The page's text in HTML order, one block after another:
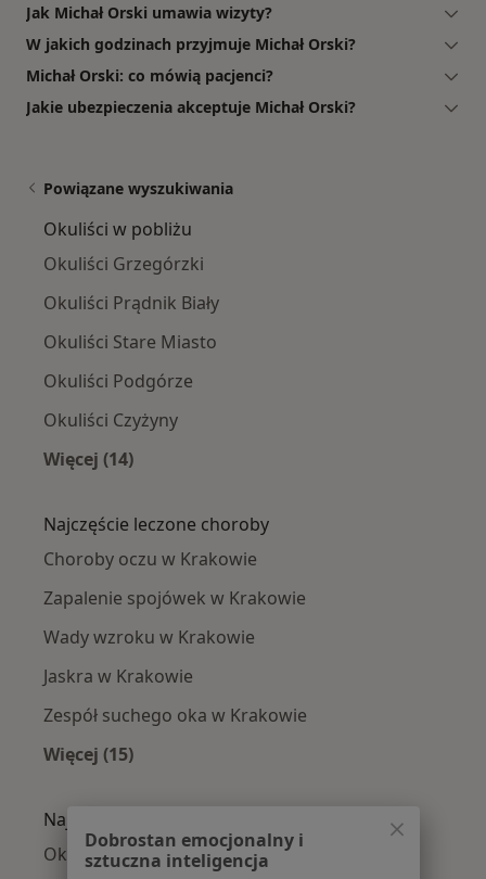
Jak Michał Orski umawia wizyty?
W jakich godzinach przyjmuje Michał Orski?
Michał Orski: co mówią pacjenci?
Jakie ubezpieczenia akceptuje Michał Orski?
Powiązane wyszukiwania
Okuliści w pobliżu
Okuliści Grzegórzki
Okuliści Prądnik Biały
Okuliści Stare Miasto
Okuliści Podgórze
Okuliści Czyżyny
Więcej (14)
Najczęście leczone choroby
Choroby oczu w Krakowie
Zapalenie spojówek w Krakowie
Wady wzroku w Krakowie
Jaskra w Krakowie
Zespół suchego oka w Krakowie
Więcej (15)
Najpopularniejsze ubezpieczenia
Okuliści z Allianz w Krakowie
Dobrostan emocjonalny i
sztuczna inteligencja